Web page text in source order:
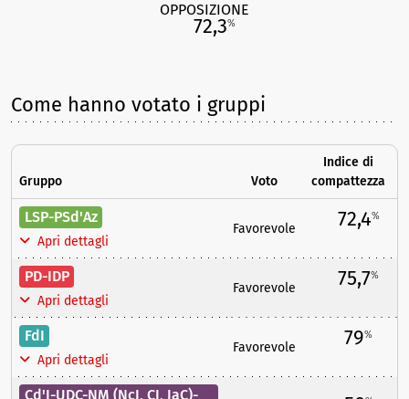
OPPOSIZIONE
72,3%
Come hanno votato i gruppi
Gruppo Voto
Indice di
compattezza
LSP-PSd'Az
Apri dettagli
Favorevole 72,4%
PD-IDP
Apri dettagli
Favorevole 75,7%
FdI
Apri dettagli
Favorevole 79%
Cd'I-UDC-NM (NcI, CI, IaC)-